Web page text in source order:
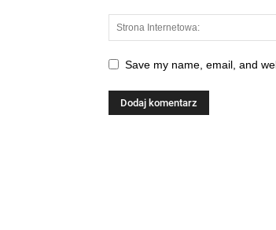
Save my name, email, and